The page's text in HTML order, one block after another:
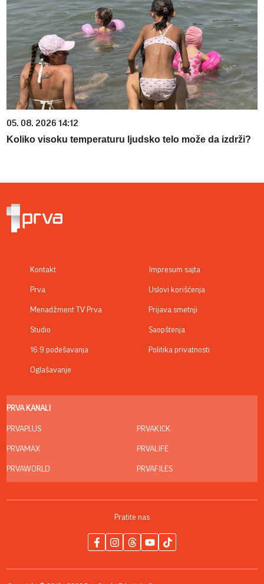
05. 08. 2026 14:12
Koliko visoku temperaturu ljudsko telo može da izdrži?
Kontakt
Prva
Menadžment TV Prva
Studio
16:9 podešavanja
Oglašavanje
Impresum sajta
Uslovi korišćenja
Prijava smetnji
Saopštenja
Politika privatnosti
PRVA KANALI
PRVAPLUS
PRVAMAX
PRVAWORLD
PRVAKICK
PRVALIFE
PRVAFILES
Pratite nas